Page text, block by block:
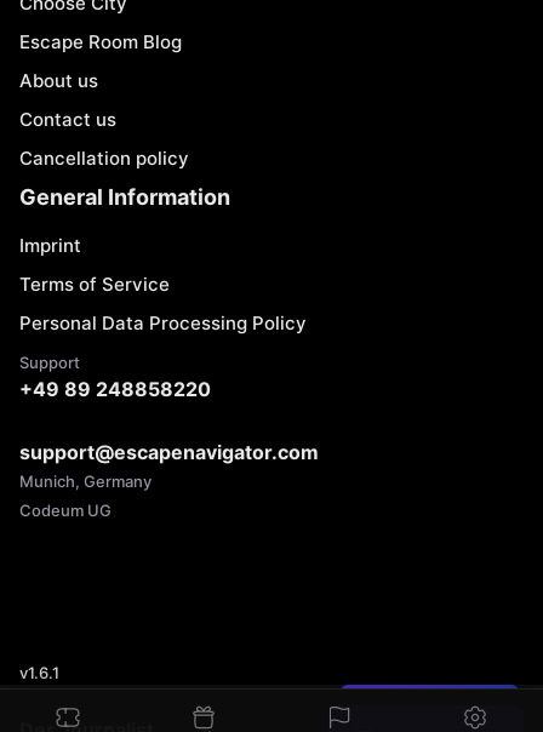
Found a mistake?
Escape Room Blog
About us
Contact us
Cancellation policy
General Information
Imprint
Terms of Service
Personal Data Processing Policy
Support
+49 89 248858220
support@escapenavigator.com
Munich, Germany
Codeum UG
v1.6.1